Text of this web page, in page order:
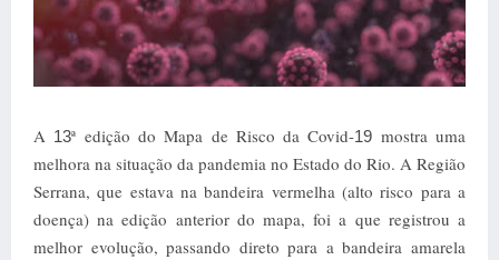
A 13ª edição do Mapa de Risco da Covid-19 mostra uma
melhora na situação da pandemia no Estado do Rio. A Região
Serrana, que estava na bandeira vermelha (alto risco para a
doença) na edição anterior do mapa, foi a que registrou a
melhor evolução, passando direto para a bandeira amarela